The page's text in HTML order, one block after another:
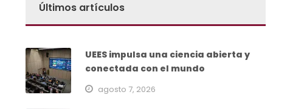
Últimos artículos
UEES impulsa una ciencia abierta y
conectada con el mundo
agosto 7, 2026